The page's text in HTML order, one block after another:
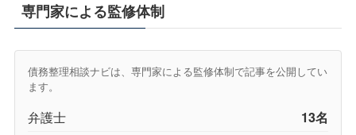
専門家による監修体制
債務整理相談ナビは、専門家による監修体制で記事を公開してい
ます。
弁護士 13名